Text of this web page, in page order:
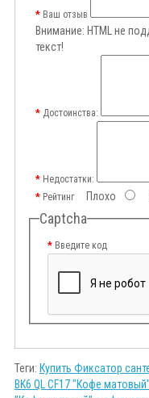
Ваш отзыв
Внимание: HTML не
текст!
Достоинства:
Недостатки:
РейтингПлохо
Captcha
Введите код
Теги: Купить Фиксатор
BK6 QL CF17 "Кофе матовый"